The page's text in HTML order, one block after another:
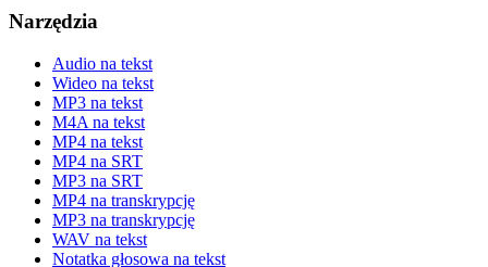
Narzędzia
Audio na tekst
Wideo na tekst
MP3 na tekst
M4A na tekst
MP4 na tekst
MP4 na SRT
MP3 na SRT
MP4 na transkrypcję
MP3 na transkrypcję
WAV na tekst
Notatka głosowa na tekst